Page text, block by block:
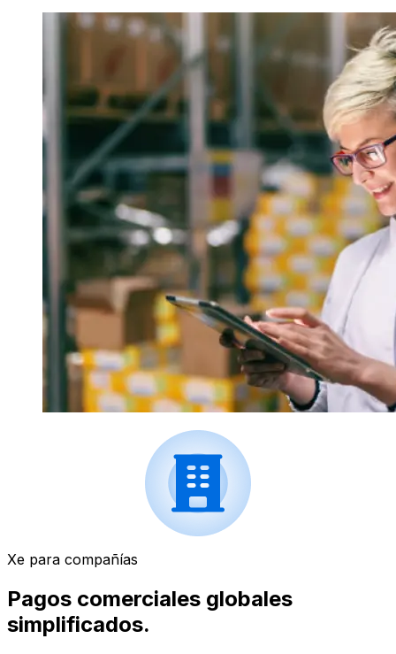
Xe para compañías
Pagos comerciales globales
simplificados.